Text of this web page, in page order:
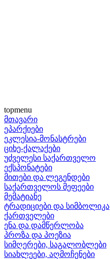
topmenu
მთავარი
ეპარქიები
ეკლესია-მონასტრები
ციხე-ქალაქები
უძველესი საქართველო
ექსპონატები
მითები და ლეგენდები
საქართველოს მეფეები
მემატიანე
ტრადიციები და სიმბოლიკა
ქართველები
ენა და დამწერლობა
პროზა და პოეზია
სიმღერები, საგალობლები
სიახლეები, აღმოჩენები